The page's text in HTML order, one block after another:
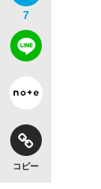
7
コピー